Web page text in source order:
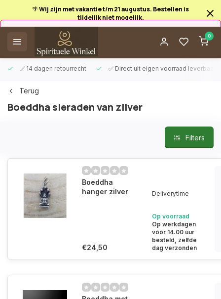
🌴 Wij zijn met vakantie t/m 21 augustus. Bestellen is
tijdelijk niet mogelijk.
0
✅ 14 dagen retourrecht ✅ Direct uit eigen voorraad leverbaar
Afrekenen is uitgeschakeld.
Terug
Boeddha sieraden van zilver
Filters
Boeddha
hanger zilver
€24,50
Deliverytime
Op voorraad
Op werkdagen
vóór 14.00 uur
besteld, zelfde
dag verzonden